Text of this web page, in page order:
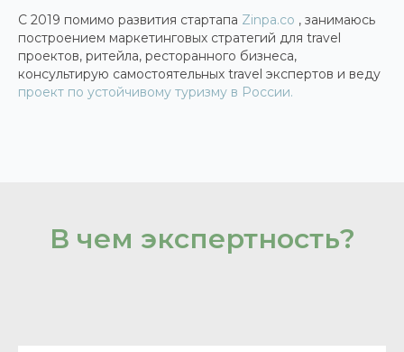
С 2019 помимо развития стартапа Zinpa.co , занимаюсь
построением маркетинговых стратегий для travel
проектов, ритейла, ресторанного бизнеса,
консультирую самостоятельных travel экспертов и веду
проект по устойчивому туризму в России.
В чем экспертность?